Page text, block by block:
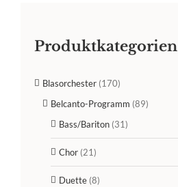
Produktkategorien
Blasorchester (170)
Belcanto-Programm (89)
Bass/Bariton (31)
Chor (21)
Duette (8)